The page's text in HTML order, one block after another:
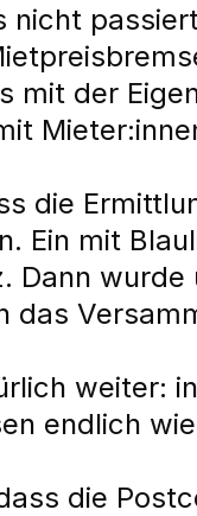
nicht
mit der
die
Ein mit
Dann
das
weiter:
endlich
die